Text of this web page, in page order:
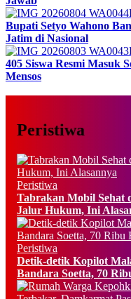
Bupati Setyo Wahono
Jatim di Nasional
405 Siswa Resmi Masuk
Mensos
Peristiwa
Peristiwa
Tabrakan Mobil Sehat
Jalur Hukum, Ini
Peristiwa
Detik-detik Kopilot
Bandara Soetta, 70